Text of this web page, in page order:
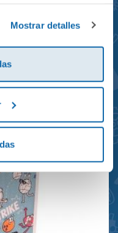
Mostrar detalles